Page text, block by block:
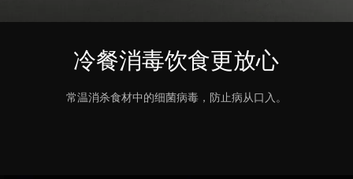
冷餐消毒饮食更放心
常温消杀食材中的细菌病毒，防止病从口入。